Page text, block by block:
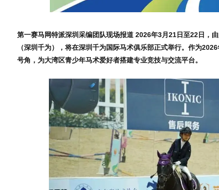
第一赛马网特派深圳采编团队现场报道 2026年3月21日至22日，
（深圳千为），将在深圳千为国际马术俱乐部正式举行。作为
号角，为大湾区青少年马术爱好者搭建专业竞技与交流平台。